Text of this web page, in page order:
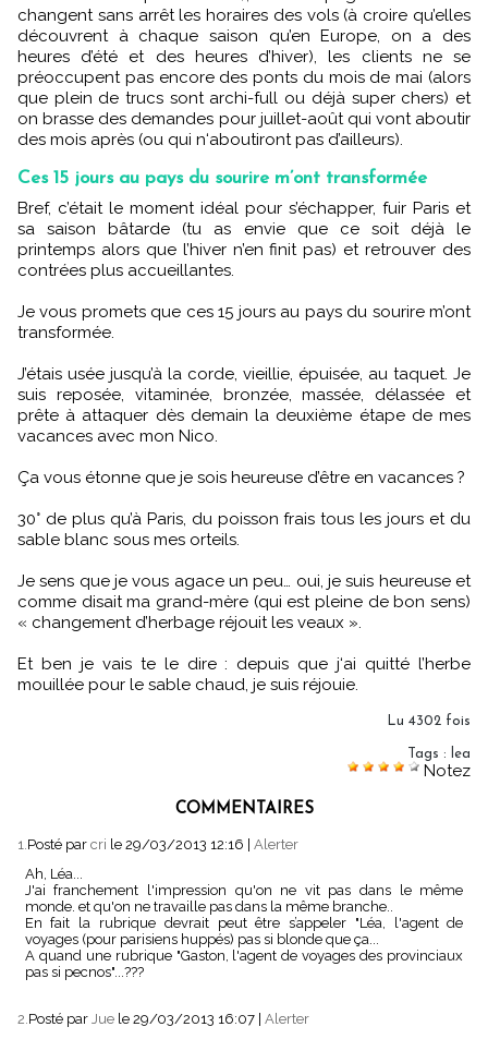
changent sans arrêt les horaires des vols (à croire qu’elles
découvrent à chaque saison qu’en Europe, on a des
heures d’été et des heures d’hiver), les clients ne se
préoccupent pas encore des ponts du mois de mai (alors
que plein de trucs sont archi-full ou déjà super chers) et
on brasse des demandes pour juillet-août qui vont aboutir
des mois après (ou qui n‘aboutiront pas d’ailleurs).
Ces 15 jours au pays du sourire m’ont transformée
Bref, c’était le moment idéal pour s’échapper, fuir Paris et
sa saison bâtarde (tu as envie que ce soit déjà le
printemps alors que l’hiver n’en finit pas) et retrouver des
contrées plus accueillantes.
Je vous promets que ces 15 jours au pays du sourire m’ont
transformée.
J’étais usée jusqu’à la corde, vieillie, épuisée, au taquet. Je
suis reposée, vitaminée, bronzée, massée, délassée et
prête à attaquer dès demain la deuxième étape de mes
vacances avec mon Nico.
Ça vous étonne que je sois heureuse d’être en vacances ?
30° de plus qu’à Paris, du poisson frais tous les jours et du
sable blanc sous mes orteils.
Je sens que je vous agace un peu… oui, je suis heureuse et
comme disait ma grand-mère (qui est pleine de bon sens)
« changement d’herbage réjouit les veaux ».
Et ben je vais te le dire : depuis que j‘ai quitté l’herbe
mouillée pour le sable chaud, je suis réjouie.
Lu 4302 fois
Tags : lea
Notez
COMMENTAIRES
1.Posté par cri le 29/03/2013 12:16
Alerter
Ah, Léa...
J'ai franchement l'impression qu'on ne vit pas dans le même
monde. et qu'on ne travaille pas dans la même branche..
En fait la rubrique devrait peut être s’appeler "Léa, l'agent de
voyages (pour parisiens huppés) pas si blonde que ça...
A quand une rubrique "Gaston, l'agent de voyages des provinciaux
pas si pecnos"...???
2.Posté par Jue le 29/03/2013 16:07 Alerter